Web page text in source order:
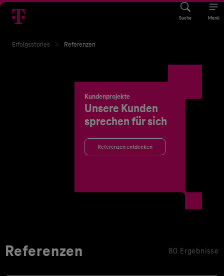
Suche Menü
Erfolgsstories Referenzen
Kundenprojekte
Unsere Kunden
sprechen für sich
Referenzen entdecken
Referenzen 80 Ergebnisse